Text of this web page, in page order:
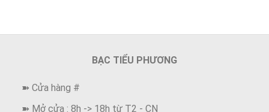
được sử dụng trong những thương hiệu lớn.
BẠC TIỂU PHƯƠNG
➽ Cửa hàng #
➽ Mở cửa : 8h -> 18h từ T2 - CN